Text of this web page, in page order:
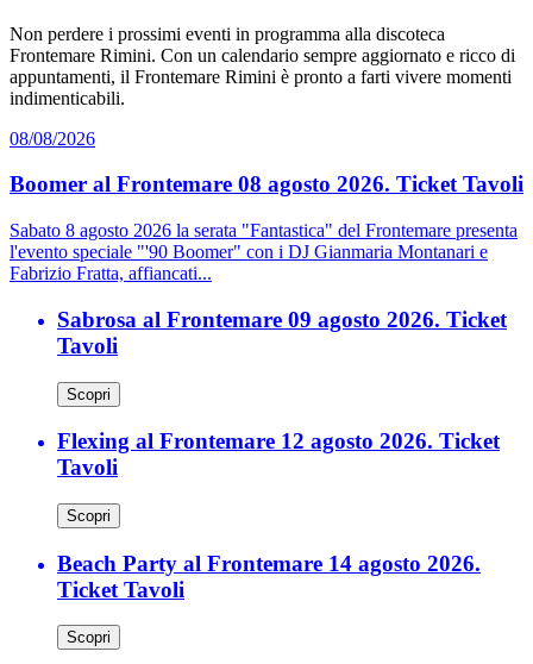
Non perdere i prossimi eventi in programma alla discoteca
Frontemare Rimini. Con un calendario sempre aggiornato e ricco di
appuntamenti, il Frontemare Rimini è pronto a farti vivere momenti
indimenticabili.
08/08/2026
Boomer al Frontemare 08 agosto 2026. Ticket Tavoli
Sabato 8 agosto 2026 la serata "Fantastica" del Frontemare presenta
l'evento speciale "'90 Boomer" con i DJ Gianmaria Montanari e
Fabrizio Fratta, affiancati...
Sabrosa al Frontemare 09 agosto 2026. Ticket
Tavoli
Scopri
Flexing al Frontemare 12 agosto 2026. Ticket
Tavoli
Scopri
Beach Party al Frontemare 14 agosto 2026.
Ticket Tavoli
Scopri